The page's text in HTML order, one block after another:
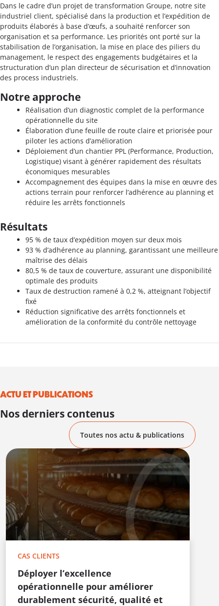
Dans le cadre d’un projet de transformation Groupe, notre site
industriel client, spécialisé dans la production et l’expédition de
produits élaborés à base d’œufs, a souhaité renforcer son
organisation et sa performance. Les priorités ont porté sur la
stabilisation de l’organisation, la mise en place des piliers du
management, le respect des engagements budgétaires et la
structuration d’un plan directeur de sécurisation et d’innovation
des process industriels.
Notre approche
Réalisation d’un diagnostic complet de la performance
opérationnelle du site
Élaboration d’une feuille de route claire et priorisée pour
piloter les actions d’amélioration
Déploiement d’un chantier PPL (Performance, Production,
Logistique) visant à générer rapidement des résultats
économiques mesurables
Accompagnement des équipes dans la mise en œuvre des
actions terrain pour renforcer l’adhérence au planning et
réduire les arrêts fonctionnels
Résultats
95 % de taux d’expédition moyen sur deux mois
93 % d’adhérence au planning, garantissant une meilleure
maîtrise des délais
80,5 % de taux de couverture, assurant une disponibilité
optimale des produits
Taux de destruction ramené à 0,2 %, atteignant l’objectif
fixé
Réduction significative des arrêts fonctionnels et
amélioration de la conformité du contrôle nettoyage
ACTU ET PUBLICATIONS
Nos derniers contenus
Toutes nos actu & publications
CAS CLIENTS
Déployer l’excellence
opérationnelle pour améliorer
durablement sécurité, qualité et